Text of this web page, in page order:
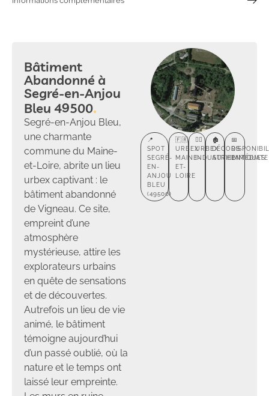
Bâtiment
Abandonné à
Segré-en-Anjou
Bleu 49500
Segré-en-Anjou Bleu,
une charmante
commune du Maine-
et-Loire, abrite un lieu
urbex captivant : le
bâtiment abandonné
de Vigneau. Ce site,
empreint d’une
atmosphère
mystérieuse, attire les
explorateurs urbains
en quête de sensations
et de découvertes.
Autrefois un lieu de vie
animé, le bâtiment
témoigne aujourd’hui
d’un passé oublié, où la
nature et le temps ont
laissé leur empreinte.
📍
SPOT
SEGRÉ-
EN-
ANJOU
BLEU
(49500)
🇫🇷
URBEX
MAINE-
ET-
LOIRE
🕵️‍♂️
URBEX
INDUSTRIEL
🏚️
DÉCORS
AUTHENTIQUES
📅
IMMÉDIATE